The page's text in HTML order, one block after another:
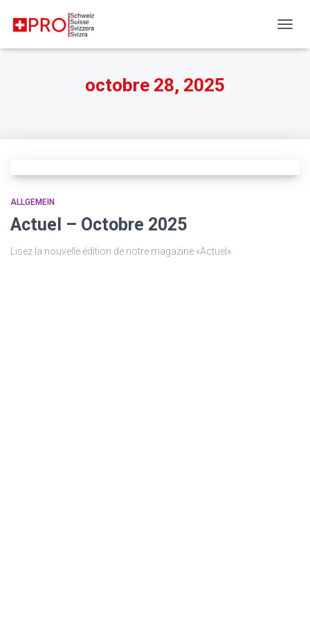
octobre 28, 2025
ALLGEMEIN
Actuel – Octobre 2025
Lisez la nouvelle édition de notre magazine «Actuel».